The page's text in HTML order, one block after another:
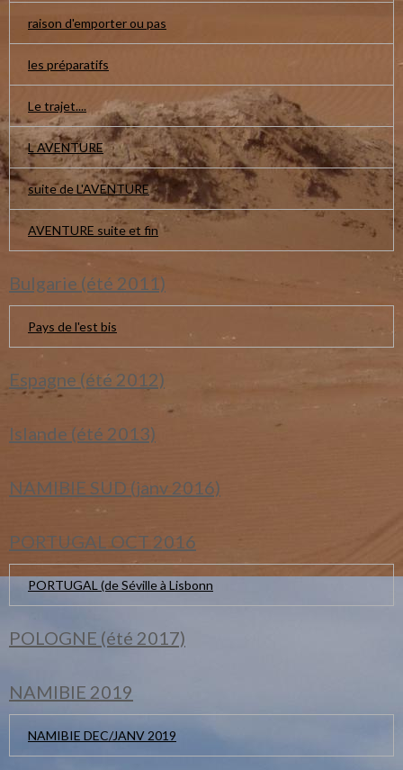
raison d'emporter ou pas
les préparatifs
Le trajet....
L AVENTURE
suite de L'AVENTURE
AVENTURE suite et fin
Bulgarie (été 2011)
Pays de l'est bis
Espagne (été 2012)
Islande (été 2013)
NAMIBIE SUD (janv 2016)
PORTUGAL OCT 2016
PORTUGAL (de Séville à Lisbonn
POLOGNE (été 2017)
NAMIBIE 2019
NAMIBIE DEC/JANV 2019